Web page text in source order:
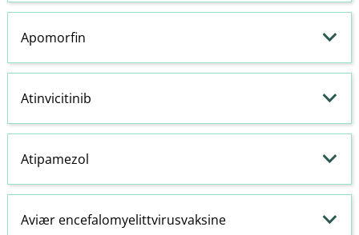
Apomorfin
Atinvicitinib
Atipamezol
Aviær encefalomyelittvirusvaksine